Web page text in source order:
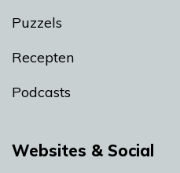
Puzzels
Recepten
Podcasts
Websites & Social